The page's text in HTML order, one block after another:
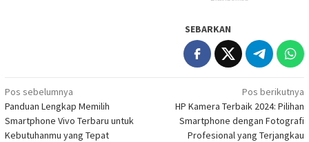
SEBARKAN
Navigasi
pos
Pos sebelumnya
Panduan Lengkap Memilih
Smartphone Vivo Terbaru untuk
Kebutuhanmu yang Tepat
Pos berikutnya
HP Kamera Terbaik 2024: Pilihan
Smartphone dengan Fotografi
Profesional yang Terjangkau